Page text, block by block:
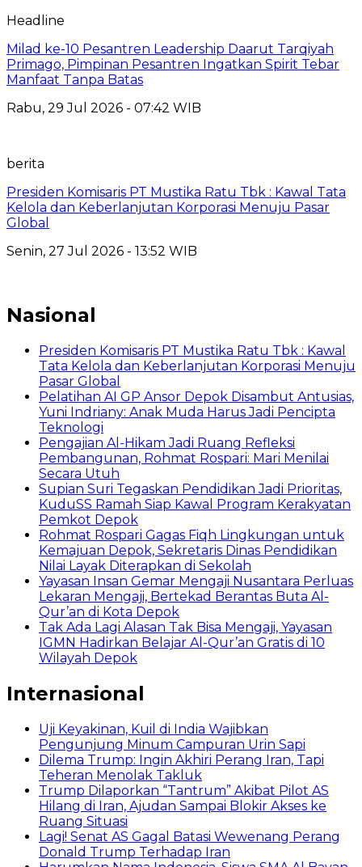
Headline
Milad ke-10 Pesantren Leadership Daarut Tarqiyah
Primago, Pimpinan Pesantren Ingatkan Spirit Tebar
Manfaat Tanpa Batas
Rabu, 29 Jul 2026 - 07:42 WIB
berita
Presiden Komisaris PT Mustika Ratu Tbk : Kawal Tata
Kelola dan Keberlanjutan Korporasi Menuju Pasar
Global
Senin, 27 Jul 2026 - 13:52 WIB
Nasional
Presiden Komisaris PT Mustika Ratu Tbk : Kawal
Tata Kelola dan Keberlanjutan Korporasi Menuju
Pasar Global
Pelatihan AI GP Ansor Depok Disambut Antusias,
Yuni Indriany: Anak Muda Harus Jadi Pencipta
Teknologi
Pengajian Al-Hikam Jadi Ruang Refleksi
Pembangunan, Rohmat Rospari: Mari Menilai
Secara Utuh
Supian Suri Tegaskan Pendidikan Jadi Prioritas,
KuduSS Ramah Siap Kawal Program Kerakyatan
Pemkot Depok
Rohmat Rospari Gagas Fiqh Lingkungan untuk
Kemajuan Depok, Sekretaris Dinas Pendidikan
Nilai Layak Diterapkan di Sekolah
Yayasan Insan Gemar Mengaji Nusantara Perluas
Lekaran Mengaji, Bertekad Berantas Buta Al-
Qur’an di Kota Depok
Tak Ada Lagi Alasan Tak Bisa Mengaji, Yayasan
IGMN Hadirkan Belajar Al-Qur’an Gratis di 10
Wilayah Depok
Internasional
Uji Keyakinan, Kuil di India Wajibkan
Pengunjung Minum Campuran Urin Sapi
Dilema Trump: Ingin Akhiri Perang Iran, Tapi
Teheran Menolak Takluk
Trump Dilaporkan “Tantrum” Akibat Pilot AS
Hilang di Iran, Ajudan Sampai Blokir Akses ke
Ruang Situasi
Lagi! Senat AS Gagal Batasi Wewenang Perang
Donald Trump Terhadap Iran